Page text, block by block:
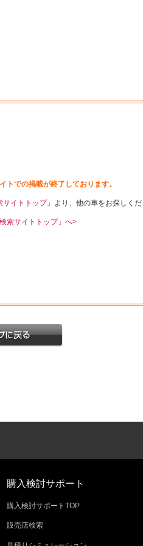
トでの掲載が終了しております。
サイトトップ」より、他の車をお探しくだ
索サイトトップ」へ>
購入検討サポート
購入検討サポートTOP
販売店検索